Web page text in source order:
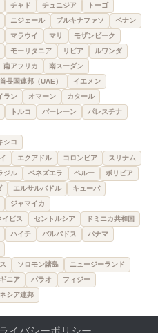
チャド チュニジア
トーゴ
ニジェール ブルキナファソ
ベナン
マラウイ マリ
モザンビーク
モーリタニア リビア
ルワンダ
南アフリカ 南スーダン
長国連邦（UAE）
イエメン
ラン オマーン
カタール
トルコ バーレーン
パレスチナ
シコ
エクアドル コロンビア
スリナム
ジル ベネズエラ ペルー ボリビア
エルサルバドル
キューバ
ジャマイカ
イビス
セントルシア
ドミニカ共和国
ハイチ バルバドス
パナマ
ソロモン諸島
ニュージーランド
ニア パラオ
フィジー
シア連邦
イバシーポリシー